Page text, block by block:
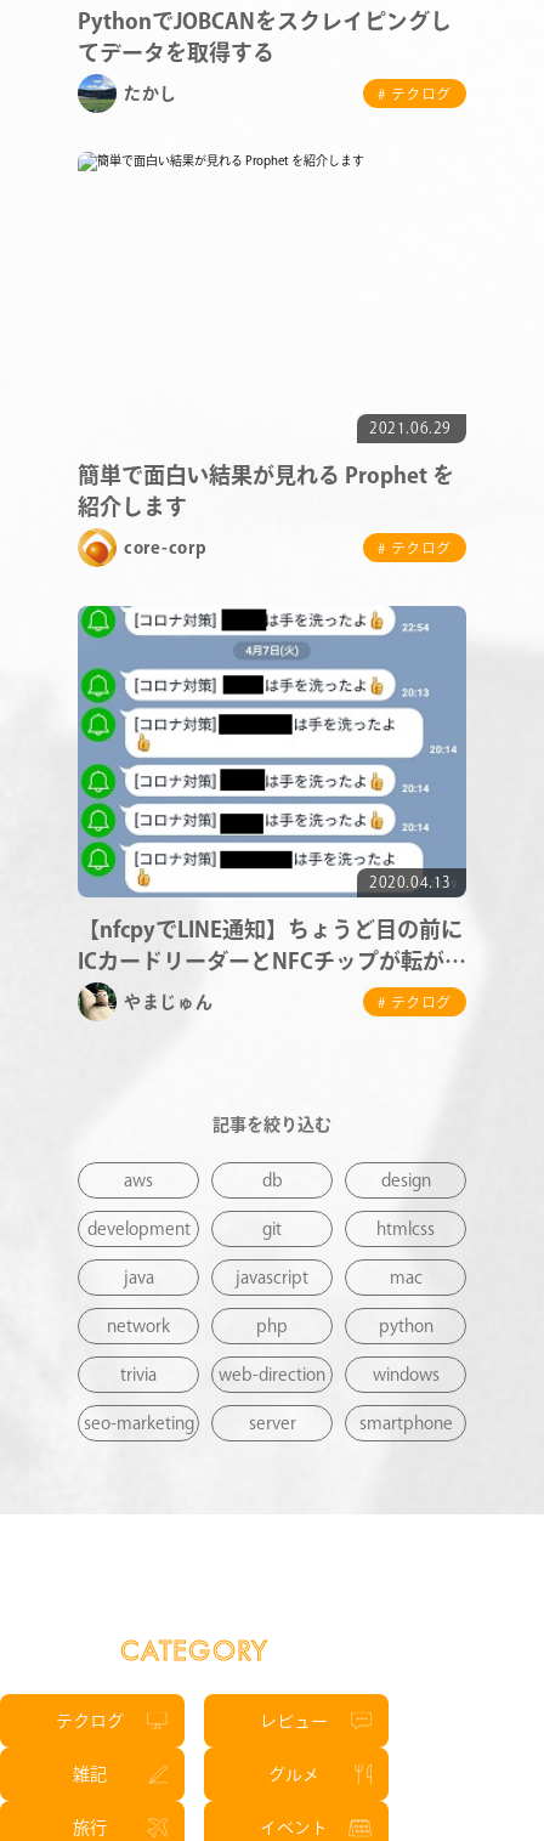
NEWS
CONTACT
RECRUIT
PythonでJOBCANをスクレイピングし
てデータを取得する
たかし # テクログ
2021.06.29
簡単で面白い結果が見れる Prophet を
紹介します
core-corp # テクログ
2020.04.13
【nfcpyでLINE通知】ちょうど目の前に
ICカードリーダーとNFCチップが転がっ
ていたので
やまじゅん # テクログ
記事を絞り込む
aws db design
development git htmlcss
java javascript mac
network php python
trivia web-direction windows
seo-marketing server smartphone
CATEGORY
テクログ レビュー
雑記 グルメ
旅行 イベント